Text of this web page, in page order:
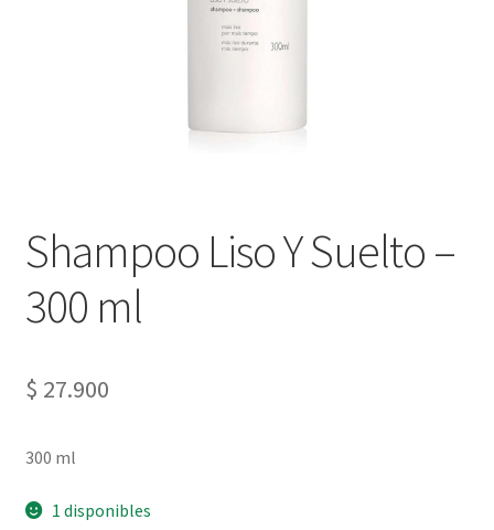
Shampoo Liso Y Suelto –
300 ml
$ 27.900
300 ml
1 disponibles